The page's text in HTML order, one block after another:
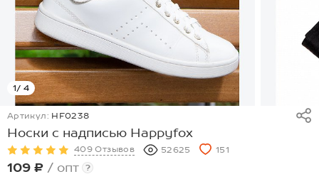
1/ 4
Артикул: HF0238
Носки с надписью Happyfox
409 Отзывов 52625 151
109 ₽ / опт ?